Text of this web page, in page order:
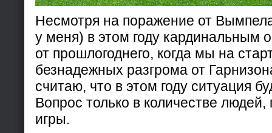
Несмотря на поражение от
у меня) в этом году кардинальным
от прошлогоднего, когда мы на
безнадежных разгрома от
считаю, что в этом году ситуация
Вопрос только в количестве
игры.